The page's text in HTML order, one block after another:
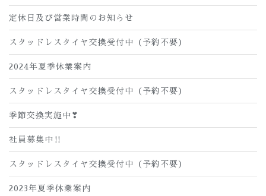
定休日及び営業時間のお知らせ
スタッドレスタイヤ交換受付中（予約不要）
2024年夏季休業案内
スタッドレスタイヤ交換受付中（予約不要）
季節交換実施中❣
社員募集中‼
スタッドレスタイヤ交換受付中（予約不要）
2023年夏季休業案内